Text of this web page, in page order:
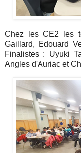
Chez les CE2 les
Gaillard, Edouard
Finalistes : Uyuki
Angles d'Auriac et